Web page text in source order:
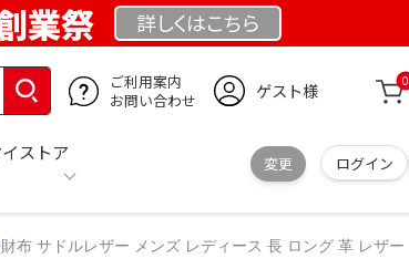
業祭 詳しくはこちら
ご利用案内
お問い合わせ
ゲスト様 0
ストア
変更 ログイン
サドルレザー メンズ レディース 長 ロング 革 レザー